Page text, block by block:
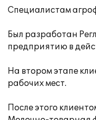
Специалистам
Был разработан
предприятию в
На втором этапе
рабочих мест.
После этого